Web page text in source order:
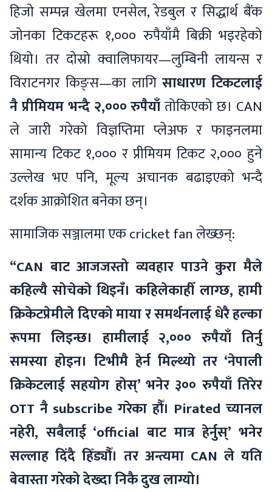
हिजो सम्पन्न खेलमा एनसेल, रेडबुल र सिद्धार्थ बैंक
जोनका टिकटहरू १,००० रुपैयाँमै बिक्री भइरहेको
थियो। तर दोस्रो क्वालिफायर—लुम्बिनी लायन्स र
विराटनगर किङ्स—का लागि साधारण टिकटलाई
नै प्रीमियम भन्दै २,००० रुपैयाँतोकिएको छ। CAN
ले जारी गरेको विज्ञप्तिमा प्लेअफ र फाइनलमा
सामान्य टिकट १,००० र प्रीमियम टिकट २,००० हुने
उल्लेख भए पनि, मूल्य अचानक बढाइएको भन्दै
दर्शक आक्रोशित बनेका छन्।
सामाजिक सञ्जालमा एक cricket fan लेख्छन्:
“CAN बाट आजजस्तो व्यवहार पाउने कुरा मैले
कहिल्यै सोचेको थिइनँ। कहिलेकाहीँ लाग्छ, हामी
क्रिकेटप्रेमीले दिएको माया र समर्थनलाई धेरै हल्का
रूपमा लिइन्छ। हामीलाई २,००० रुपैयाँ तिर्नु
समस्या होइन। टिभीमै हेर्न मिल्थ्यो तर ‘नेपाली
क्रिकेटलाई सहयोग होस्’ भनेर ३०० रुपैयाँ तिरेर
OTT नै subscribe गरेका हौँ। Pirated च्यानल
नहेरी, सबैलाई ‘official बाट मात्र हेर्नुस्’ भनेर
सल्लाह दिंदै हिँड्यौँ। तर अन्त्यमा CAN ले यति
बेवास्ता गरेको देख्दा निकै दुख लाग्यो।